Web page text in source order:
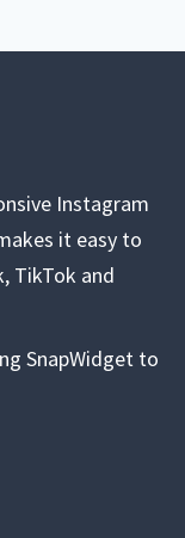
Instagram
it easy to
TikTok and
SnapWidget to